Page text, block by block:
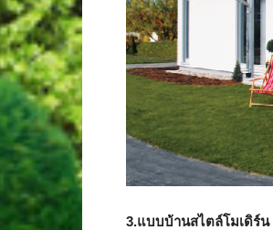
3.แบบบ้านสไตล์โมเดิร์น